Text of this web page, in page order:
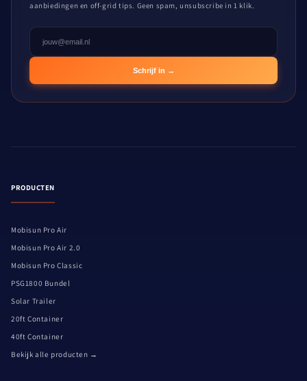
aanbiedingen en off-grid tips. Geen spam, unsubscribe in 1 klik.
Schrijf in →
PRODUCTEN
Mobisun Pro Air
Mobisun Pro Air 2.0
Mobisun Pro Classic
PSG1800 Bundel
Solar Trailer
20ft Container
40ft Container
Bekijk alle producten →